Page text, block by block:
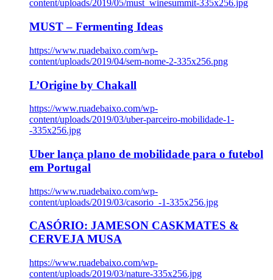
content/uploads/2019/05/must_winesummit-335x256.jpg
MUST – Fermenting Ideas
https://www.ruadebaixo.com/wp-
content/uploads/2019/04/sem-nome-2-335x256.png
L’Origine by Chakall
https://www.ruadebaixo.com/wp-
content/uploads/2019/03/uber-parceiro-mobilidade-1-
-335x256.jpg
Uber lança plano de mobilidade para o futebol
em Portugal
https://www.ruadebaixo.com/wp-
content/uploads/2019/03/casorio_-1-335x256.jpg
CASÓRIO: JAMESON CASKMATES &
CERVEJA MUSA
https://www.ruadebaixo.com/wp-
content/uploads/2019/03/nature-335x256.jpg